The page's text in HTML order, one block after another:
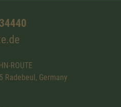
ROUTE
Radebeul, Germany